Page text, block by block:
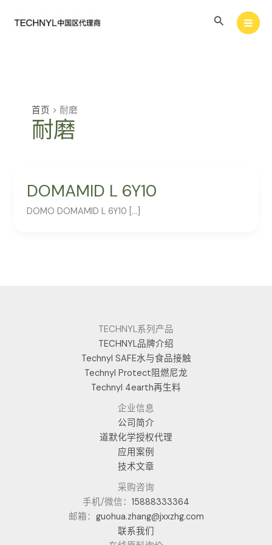
搜
首页 > 耐磨
耐磨
DOMAMID L 6Y10
DOMO DOMAMID L 6Y10 […]
TECHNYL系列产品
TECHNYL品牌介绍
Technyl SAFE水与食品接触
Technyl Protect阻燃尼龙
Technyl 4earth再生料
企业信息
公司简介
道默化学授权代理
应用案例
技术文章
采购咨询
手机/微信： 15888333364
邮箱： guohua.zhang@jxxzhg.com
联系我们